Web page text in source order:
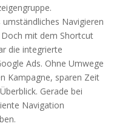
Navigieren
mit dem Shortcut
die integrierte
Ads. Ohne Umwege
Kampagne, sparen Zeit
Gerade bei
Navigation